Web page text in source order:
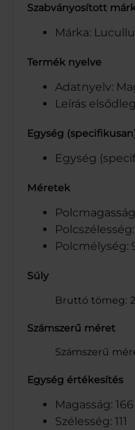
Szabványosított
Márka:
Termék nyelve
Adatnyelv:
Leírás
Egység
Egység
Méretek
Polcszélesség:
Polcmélység:
Súly
Bruttó tömeg:
Számszerű méret
Számszerű
Egység értékesítés
Magasság: 166
Szélesség: 111